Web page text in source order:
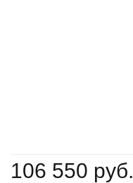
106 550 руб.